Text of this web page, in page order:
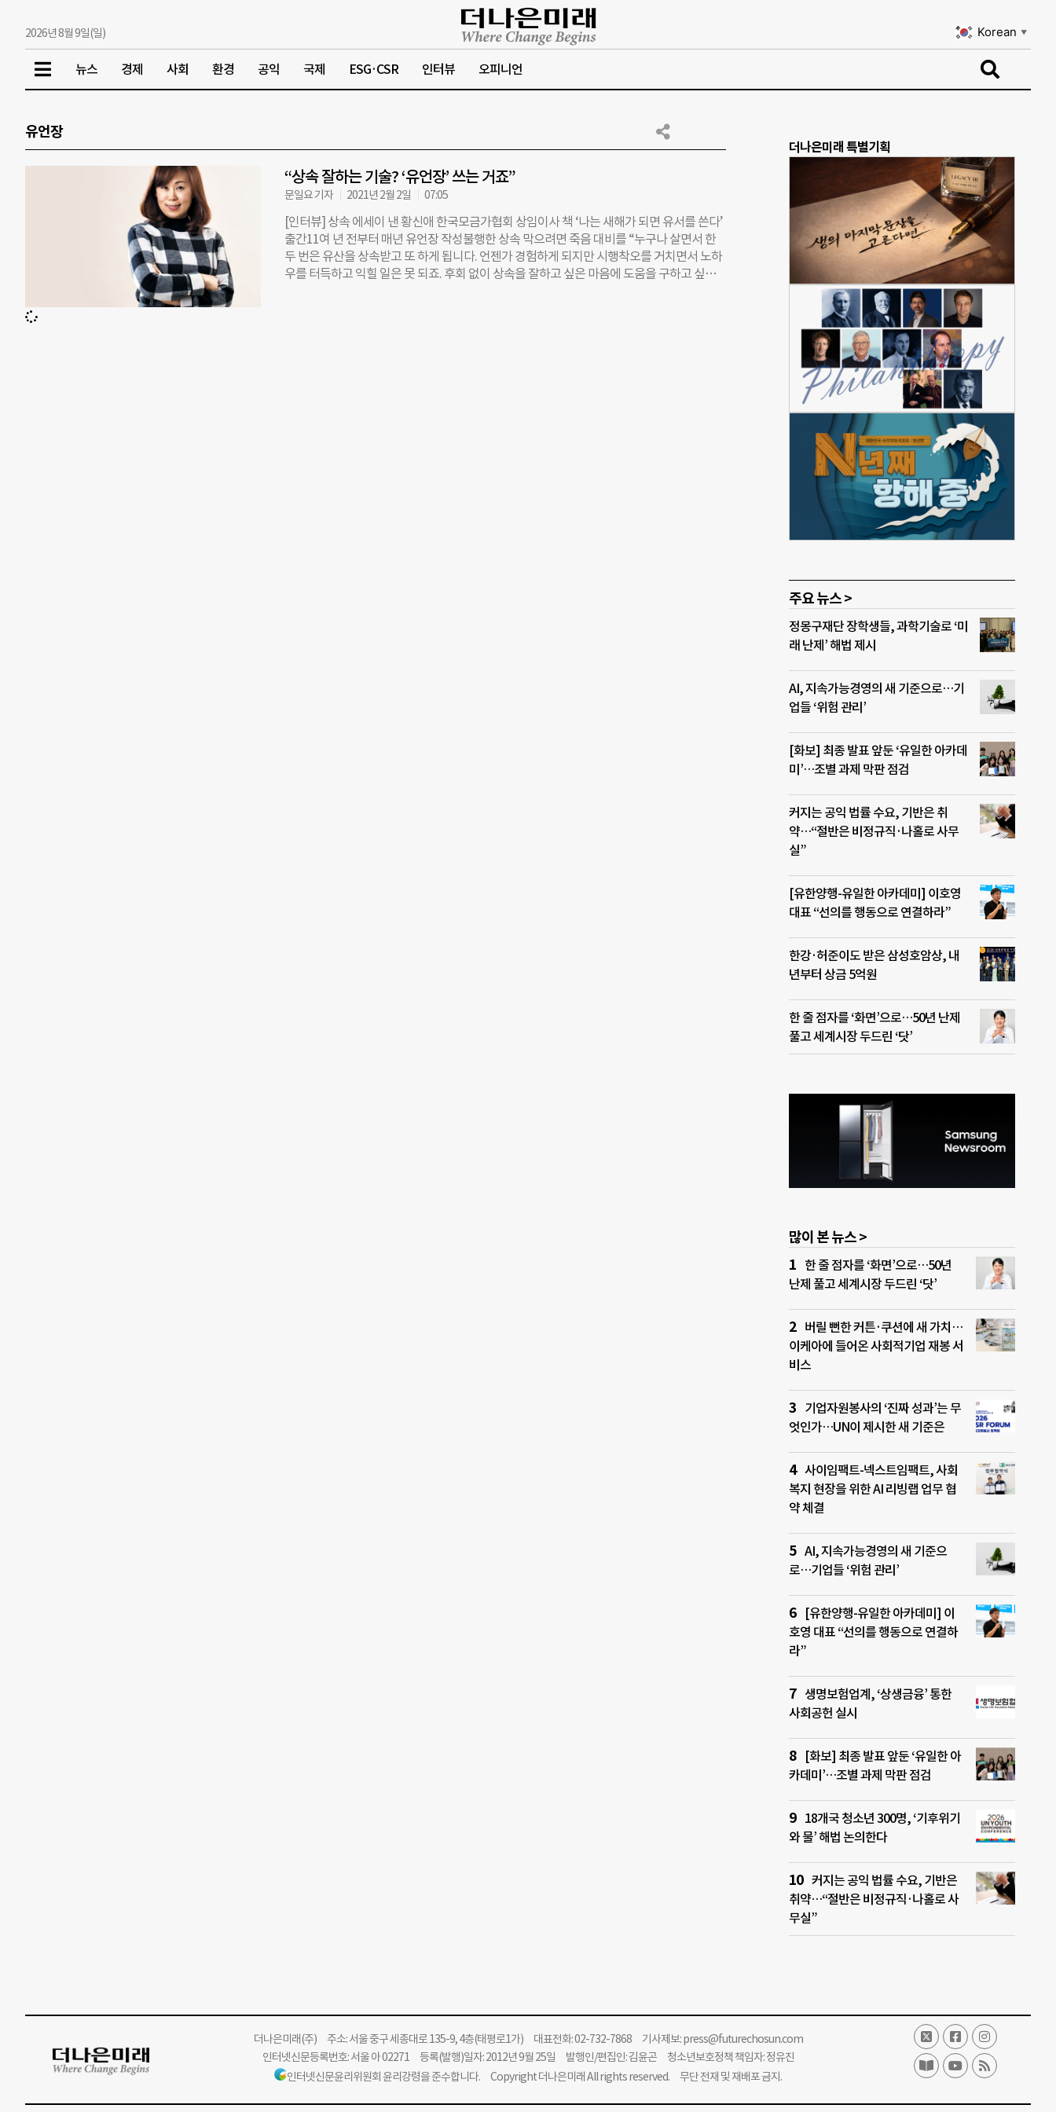
2026년 8월 9일(일) Korean ▼
뉴스 경제 사회 환경 공익 국제 ESG·CSR 인터뷰 오피니언
유언장
“상속 잘하는 기술? ‘유언장’ 쓰는 거죠”
문일요 기자 2021년 2월 2일 07:05
[인터뷰] 상속 에세이 낸 황신애 한국모금가협회 상임이사 책 ‘나는 새해가 되면 유서를 쓴다’
출간11여 년 전부터 매년 유언장 작성불행한 상속 막으려면 죽음 대비를 “누구나 살면서 한
두 번은 유산을 상속받고 또 하게 됩니다. 언젠가 경험하게 되지만 시행착오를 거치면서 노하
우를 터득하고 익힐 일은 못 되죠. 후회 없이 상속을 잘하고 싶은 마음에 도움을 구하고 싶어
더나은미래 특별기획
주요 뉴스 >
정몽구재단 장학생들, 과학기술로 ‘미
래 난제’ 해법 제시
AI, 지속가능경영의 새 기준으로…기
업들 ‘위험 관리’
[화보] 최종 발표 앞둔 ‘유일한 아카데
미’…조별 과제 막판 점검
커지는 공익 법률 수요, 기반은 취
약…“절반은 비정규직·나홀로 사무
실”
[유한양행-유일한 아카데미] 이호영
대표 “선의를 행동으로 연결하라”
한강·허준이도 받은 삼성호암상, 내
년부터 상금 5억원
한 줄 점자를 ‘화면’으로…50년 난제
풀고 세계시장 두드린 ‘닷’
많이 본 뉴스 >
한 줄 점자를 ‘화면’으로…50년
난제 풀고 세계시장 두드린 ‘닷’
버릴 뻔한 커튼·쿠션에 새 가치…
이케아에 들어온 사회적기업 재봉 서
비스
기업자원봉사의 ‘진짜 성과’는 무
엇인가…UN이 제시한 새 기준은
사이임팩트-넥스트임팩트, 사회
복지 현장을 위한 AI 리빙랩 업무 협
약 체결
AI, 지속가능경영의 새 기준으
로…기업들 ‘위험 관리’
[유한양행-유일한 아카데미] 이
호영 대표 “선의를 행동으로 연결하
라”
생명보험업계, ‘상생금융’ 통한
사회공헌 실시
[화보] 최종 발표 앞둔 ‘유일한 아
카데미’…조별 과제 막판 점검
18개국 청소년 300명, ‘기후위기
와 물’ 해법 논의한다
커지는 공익 법률 수요, 기반은
취약…“절반은 비정규직·나홀로 사
무실”
더나은미래(주)주소: 서울 중구 세종대로 135-9, 4층(태평로1가) 대표전화: 02-732-7868 기사제보:press@futurechosun.com
인터넷신문등록번호: 서울 아 02271 등록(발행)일자: 2012년 9월 25일 발행인/편집인: 김윤곤 청소년보호정책 책임자: 정유진
인터넷신문윤리위원회 윤리강령을 준수합니다. Copyright 더나은미래 All rights reserved. 무단 전재 및 재배포 금지.